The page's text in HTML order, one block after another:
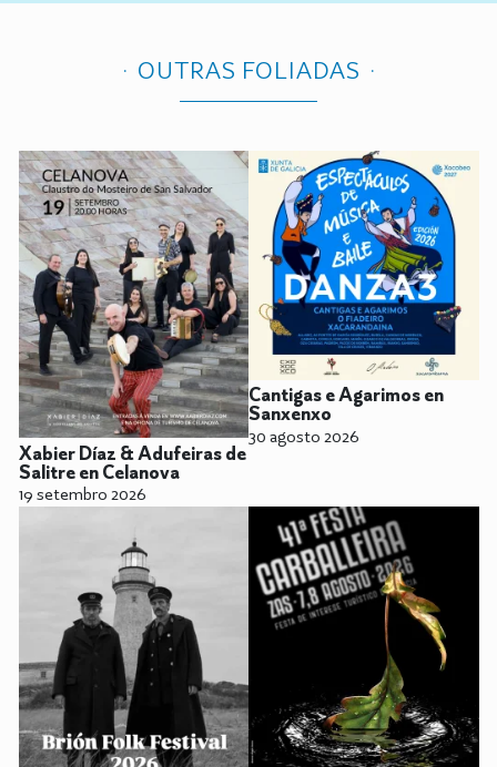
OUTRAS FOLIADAS
Xabier Díaz & Adufeiras de
Salitre en Celanova
19 setembro 2026
Cantigas e Agarimos en
Sanxenxo
30 agosto 2026